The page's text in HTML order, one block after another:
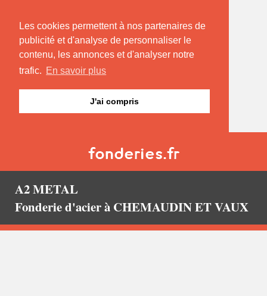
Les cookies permettent à nos partenaires de
publicité et d'analyse de personnaliser le
contenu, les annonces et d'analyser notre
trafic. En savoir plus
J'ai compris
A2 METAL
Fonderie d'acier à CHEMAUDIN ET VAUX